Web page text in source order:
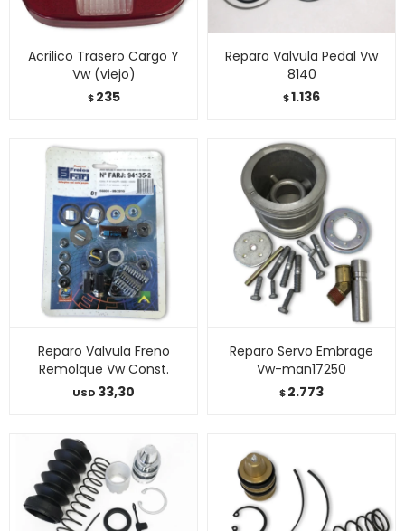
Acrilico Trasero Cargo Y
Vw (viejo)
$ 235
Reparo Valvula Pedal Vw
8140
$1.136
Reparo Valvula Freno
Remolque Vw Const.
USD 33,30
Reparo Servo Embrage
Vw-man17250
$2.773